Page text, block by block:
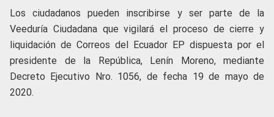
Los ciudadanos pueden inscribirse y ser parte de la
Veeduría Ciudadana que vigilará el proceso de cierre y
liquidación de Correos del Ecuador EP dispuesta por el
presidente de la República, Lenín Moreno, mediante
Decreto Ejecutivo Nro. 1056, de fecha 19 de mayo de
2020.